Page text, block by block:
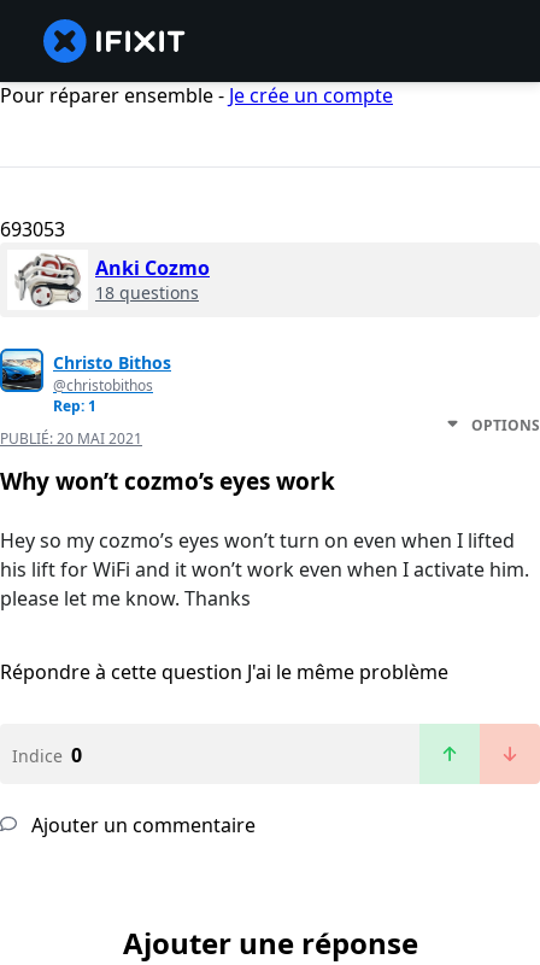
Pour réparer ensemble - Je crée un compte
693053
Anki Cozmo
18 questions
Christo Bithos
@christobithos
Rep: 1
PUBLIÉ:20 MAI 2021
OPTIONS
Why won’t cozmo’s eyes work
Hey so my cozmo’s eyes won’t turn on even when I lifted
his lift for WiFi and it won’t work even when I activate him.
please let me know. Thanks
Répondre à cette question J'ai le même problème
Indice 0
Ajouter un commentaire
Ajouter une réponse